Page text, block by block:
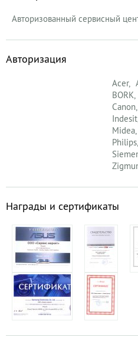
Авторизованный сервисный
Авторизация
Acer
BORK
Canon
Indesit
Midea
Philips
Награды и сертификаты